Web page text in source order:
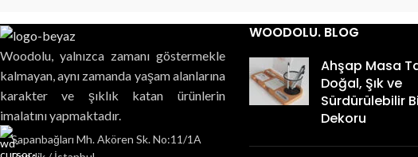
Woodolu, yalnızca zamanı göstermekle
kalmayan, aynı zamanda yaşam alanlarına
karakter ve şıklık katan ürünlerin
imalatını yapmaktadır.
Sapanbağları Mh. Akören Sk. No:11/1A
WOODOLU. BLOG
Ahşap Masa
Doğal, Şık ve
Sürdürülebilir
Dekoru